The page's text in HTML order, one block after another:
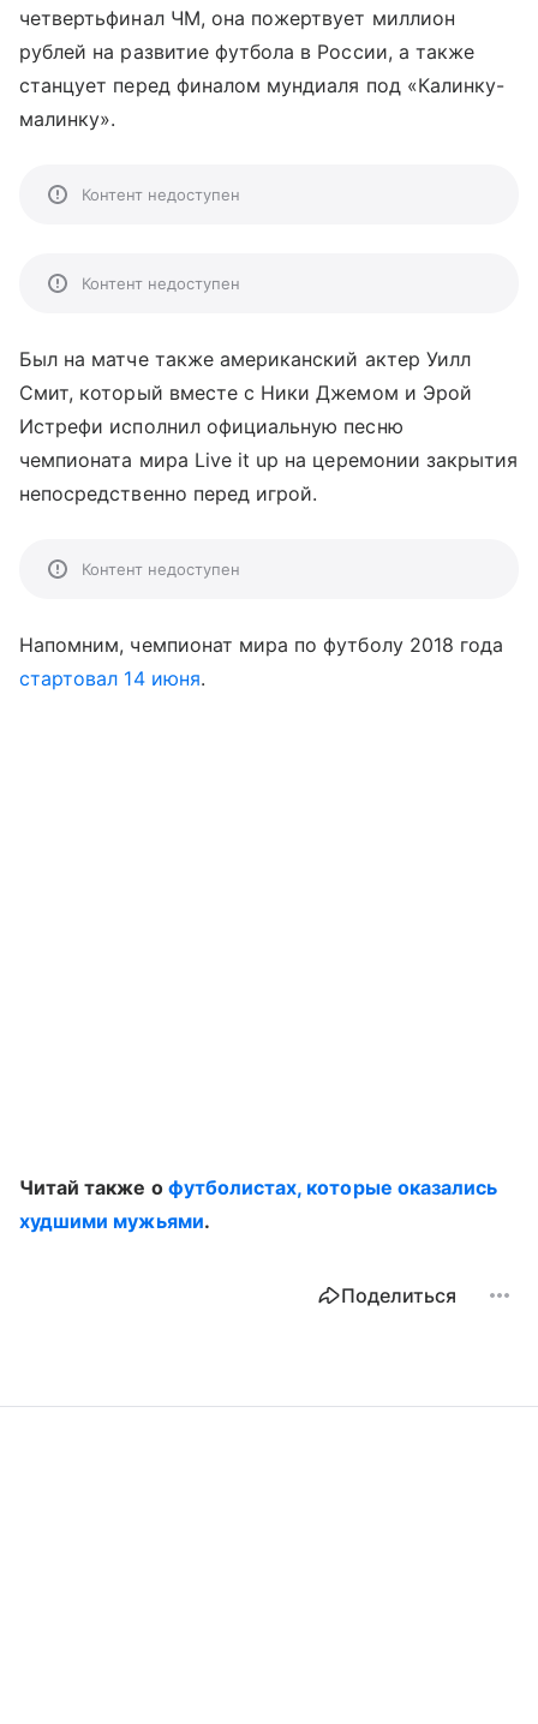
четвертьфинал ЧМ, она пожертвует миллион
рублей на развитие футбола в России, а также
станцует перед финалом мундиаля под «Калинку-
малинку».
Контент недоступен
Контент недоступен
Был на матче также американский актер Уилл
Смит, который вместе с Ники Джемом и Эрой
Истрефи исполнил официальную песню
чемпионата мира Live it up на церемонии закрытия
непосредственно перед игрой.
Контент недоступен
Напомним, чемпионат мира по футболу 2018 года
стартовал 14 июня.
Читай также о футболистах, которые оказались
худшими мужьями.
Поделиться